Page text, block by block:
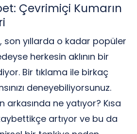
Çevrimiçi Kumarın
son yıllarda o kadar popüler
herkesin aklının bir
Bir tıklama ile birkaç
deneyebiliyorsunuz.
ne yatıyor? Kısa
artıyor ve bu da